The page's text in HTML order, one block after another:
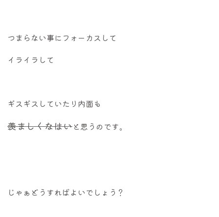
つまらない事にフォーカスして
イライラして
ギスギスしていたり内面も
羨ましくなはいと思うのです。
じゃぁどうすればよいでしょう？